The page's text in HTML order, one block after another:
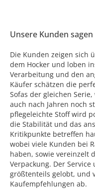
Unsere Kunden sagen
Die Kunden zeigen sich
dem Hocker und loben
Verarbeitung und den
Käufer schätzen die
Sofas der gleichen
auch nach Jahren noch
pflegeleichte Stoff wird
die Stabilität und das
Kritikpunkte betreffen
wobei viele Kunden bei
haben, sowie vereinzelt
Verpackung. Der
größtenteils gelobt, und
Kaufempfehlungen ab.